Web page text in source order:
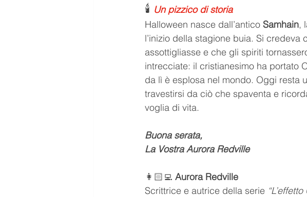
🕯️ Un pizzico di storia
Halloween nasce dall’antico Samhain,
l’inizio della stagione buia. Si
assottigliasse e che gli spiriti
intrecciate: il cristianesimo ha portato
da lì è esplosa nel mondo. Oggi resta
travestirsi da ciò che spaventa e
voglia di vita.
Buona serata,
La Vostra Aurora Redville
👩🏻‍💻 Aurora Redville
Scrittrice e autrice della serie